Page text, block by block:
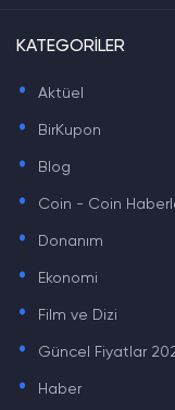
KATEGORİLER
. Aktüel
. BirKupon
. Blog
. Coin - Coin
. Donanım
. Ekonomi
. Film ve Dizi
. Güncel Fiyatlar
. Haber